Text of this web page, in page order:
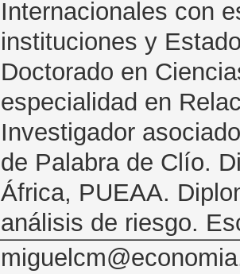
Internacionales con
instituciones y
Doctorado en
especialidad en
Investigador
de Palabra de Clío.
África, PUEAA.
análisis de riesgo.